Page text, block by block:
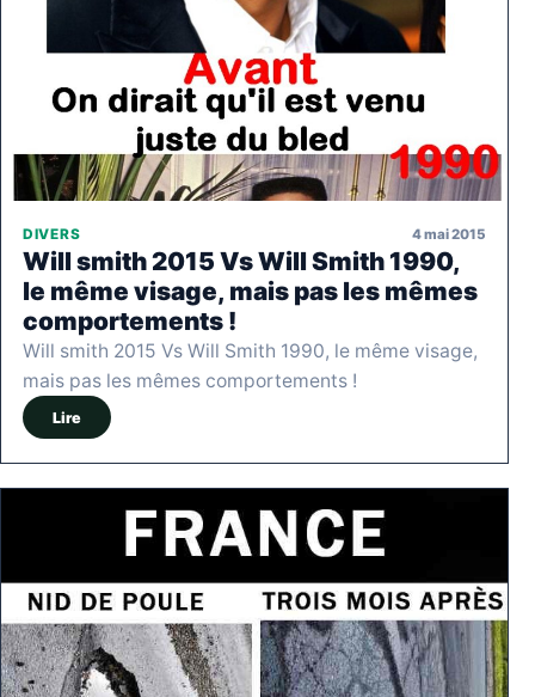
DIVERS 4 mai 2015
Will smith 2015 Vs Will Smith 1990,
le même visage, mais pas les mêmes
comportements !
Will smith 2015 Vs Will Smith 1990, le même visage,
mais pas les mêmes comportements !
Lire